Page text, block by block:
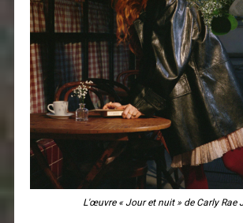
L'œuvre « Jour et nuit » de Carly Rae